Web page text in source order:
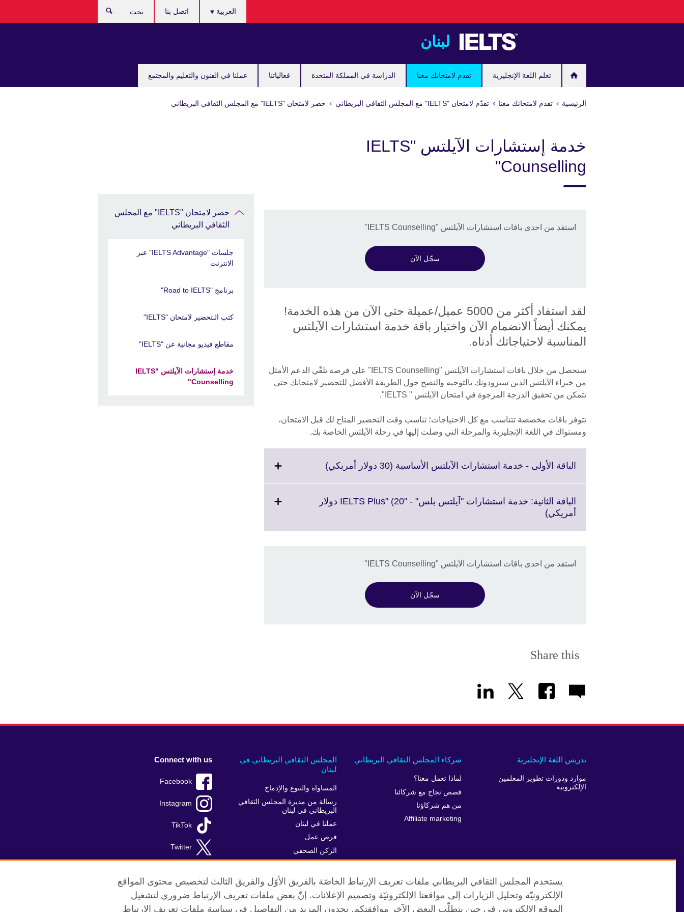
لبنان
تعلم اللغة الإنجليزية تقدم لامتحانك معنا الدراسة في المملكة المتحدة فعالياتنا عملنا في الفنون والتعليم والمجتمع
العربية اتصل بنا
الرئيسية تقدم لامتحانك معنا تقدّم لامتحان "IELTS" مع المجلس الثقافي البريطاني حضر لامتحان "IELTS" مع المجلس الثقافي البريطاني
خدمة إستشارات الآيلتس "IELTS
Counselling"
استفد من احدى باقات استشارات الآيلتس "IELTS Counselling"
سجّل الآن
لقد استفاد أكثر من 5000 عميل/عميلة حتى الآن من هذه الخدمة!
يمكنك أيضاً الانضمام الآن واختيار باقة خدمة استشارات الآيلتس
المناسبة لاحتياجاتك أدناه.
ستحصل من خلال باقات استشارات الآيلتس "IELTS Counselling" على فرصة تلقّي الدعم الأمثل
من خبراء الآيلتس الذين سيزودونك بالتوجيه والنصح حول الطريقة الأفضل للتحضير لامتحانك حتى
تتمكن من تحقيق الدرجة المرجوة في امتحان الآيلتس " IELTS".
تتوفر باقات مخصصة تتناسب مع كل الاحتياجات؛ تناسب وقت التحضير المتاح لك قبل الامتحان،
ومستواك في اللغة الإنجليزية والمرحلة التي وصلت إليها في رحلة الآيلتس الخاصة بك.
الباقة الأولى - خدمة استشارات الآيلتس الأساسية (30 دولار أمريكي)
Moreالباقة الثانية: خدمة استشارات "آيلتس بلس" - "IELTS Plus" (20 دولار
أمريكي)
information
available.
استفد من احدى باقات استشارات الآيلتس "IELTS Counselling"
سجّل الآن
Share this
حضر لامتحان "IELTS" مع المجلس
الثقافي البريطاني
جلسات "IELTS Advantage" عبر
الانترنت
برنامج "Road to IELTS"
كتب الـتحضير لامتحان "IELTS"
مقاطع فيديو مجانية عن "IELTS"
خدمة إستشارات الآيلتس "IELTS
Counselling"
المجلس الثقافي البريطاني في
لبنان
المساواة والتنوع والإدماج
رسالة من مديرة المجلس الثقافي
البريطاني في لبنان
عملنا في لبنان
فرص عمل
الركن الصحفي
شركاء المجلس الثقافي البريطاني
لماذا تعمل معنا؟
قصص نجاح مع شركائنا
من هم شركاؤنا
Affiliate marketing
تدريس اللغة الإنجليزية
موارد ودورات تطوير المعلمين
الإلكترونية
Connect with us
Facebook
Instagram
TikTok
Twitter
يستخدم المجلس الثقافي البريطاني ملفات تعريف الإرتباط الخاصّة بالفريق الأوّل والفريق الثالث لتخصيص محتوى المواقع
الإلكترونيّة وتحليل الزيارات إلى مواقعنا الإلكترونيّة وتصميم الإعلانات. إنّ بعض ملفات تعريف الإرتباط ضروري لتشغيل
الموقع الإلكتروني في حين يتطلّب البعض الآخر موافقتكم. تجدون المزيد من التفاصيل في سياسة ملفات تعريف الإرتباط